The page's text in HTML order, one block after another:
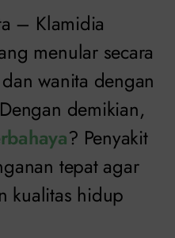
– Klamidia
menular secara
wanita dengan
demikian,
? Penyakit
tepat agar
kualitas hidup